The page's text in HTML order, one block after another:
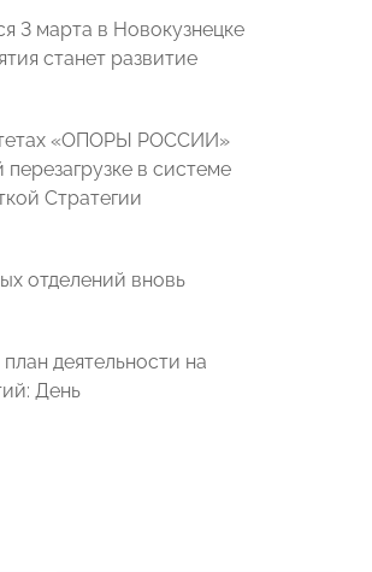
3 марта в Новокузнецке
станет развитие
«ОПОРЫ РОССИИ»
в системе
Стратегии
отделений вновь
деятельности на
День